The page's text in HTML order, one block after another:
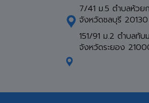
7/41 ม.5 ตำบลห้วย
จังหวัดชลบุรี
151/91 ม.2 ตำบลทับ
จังหวัดระยอง